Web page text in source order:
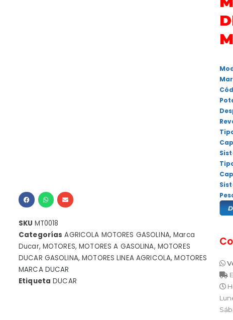
SKU MT0018
Categorías AGRICOLA MOTORES GASOLINA,Marca
Ducar, MOTORES,MOTORES A GASOLINA, MOTORES
DUCAR GASOLINA,MOTORES LINEA AGRICOLA,MOTORES
MARCA DUCAR
Etiqueta DUCAR